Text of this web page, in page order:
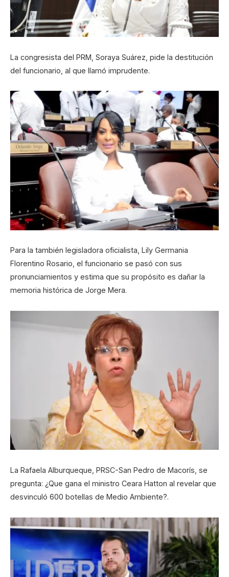
La congresista del PRM, Soraya Suárez, pide la destitución
del funcionario, al que llamó imprudente.
Para la también legisladora oficialista, Lily Germania
Florentino Rosario, el funcionario se pasó con sus
pronunciamientos y estima que su propósito es dañar la
memoria histórica de Jorge Mera.
La Rafaela Alburqueque, PRSC-San Pedro de Macorís, se
pregunta: ¿Que gana el ministro Ceara Hatton al revelar que
desvinculó 600 botellas de Medio Ambiente?.